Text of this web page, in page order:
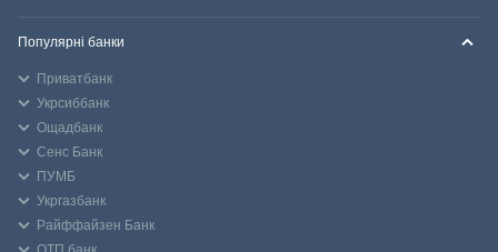
Популярні банки
Приватбанк
Укрсиббанк
Ощадбанк
Сенс Банк
ПУМБ
Укргазбанк
Райффайзен Банк